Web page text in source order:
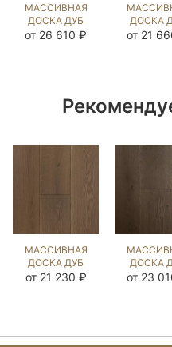
МАССИВНАЯ
ДОСКА ДУБ
БЕРТ
от 26 610 ₽
ДОСКА
ЭСТЕЙТ
от 21
МАССИВНАЯ
ДОСКА ДУБ
БЬЁРН
от 21 230 ₽
ДОСКА
от 23